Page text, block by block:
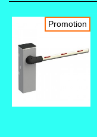
Promotion